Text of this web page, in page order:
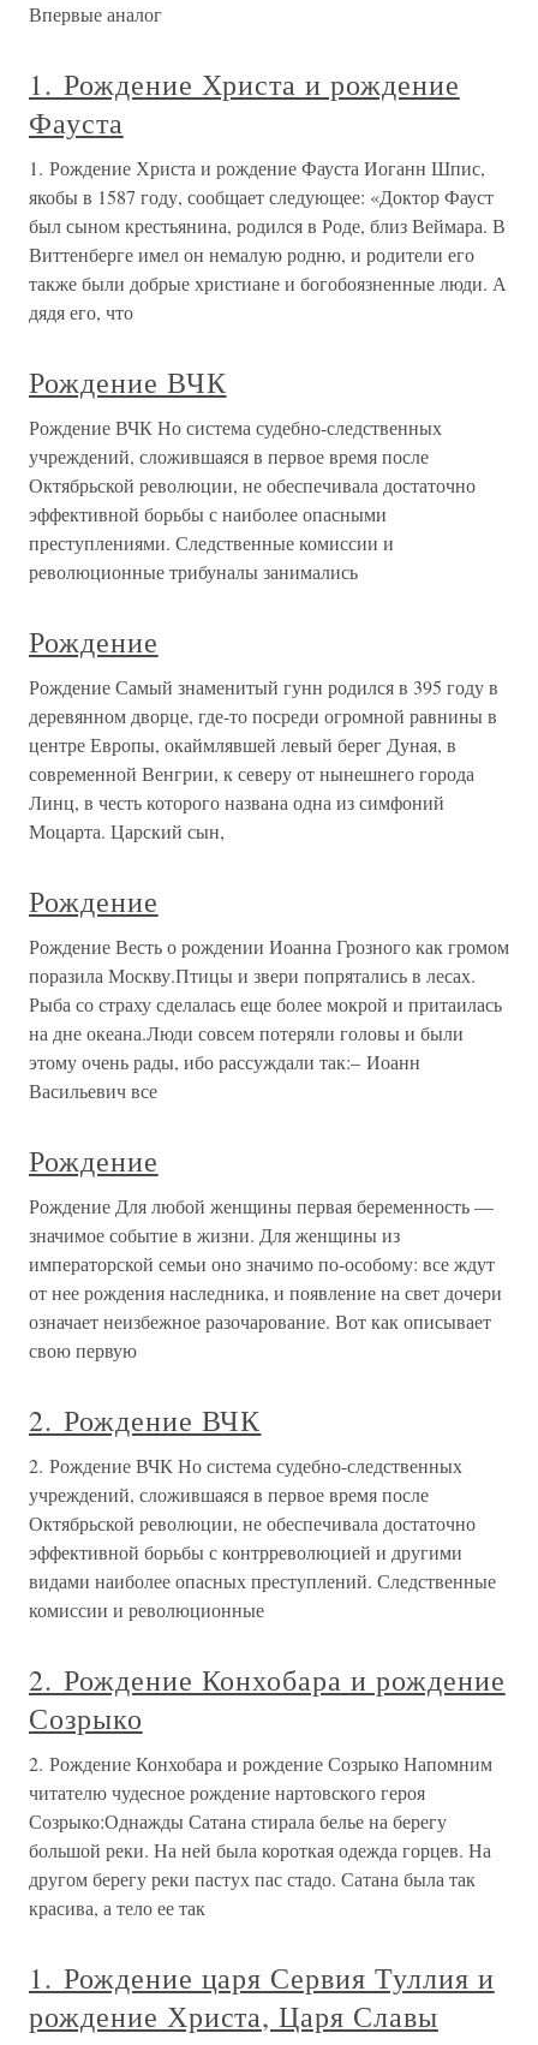
Впервые аналог
1. Рождение Христа и рождение
Фауста
1. Рождение Христа и рождение Фауста Иоганн Шпис,
якобы в 1587 году, сообщает следующее: «Доктор Фауст
был сыном крестьянина, родился в Роде, близ Веймара. В
Виттенберге имел он немалую родню, и родители его
также были добрые христиане и богобоязненные люди. А
дядя его, что
Рождение ВЧК
Рождение ВЧК Но система судебно-следственных
учреждений, сложившаяся в первое время после
Октябрьской революции, не обеспечивала достаточно
эффективной борьбы с наиболее опасными
преступлениями. Следственные комиссии и
революционные трибуналы занимались
Рождение
Рождение Самый знаменитый гунн родился в 395 году в
деревянном дворце, где-то посреди огромной равнины в
центре Европы, окаймлявшей левый берег Дуная, в
современной Венгрии, к северу от нынешнего города
Линц, в честь которого названа одна из симфоний
Моцарта. Царский сын,
Рождение
Рождение Весть о рождении Иоанна Грозного как громом
поразила Москву.Птицы и звери попрятались в лесах.
Рыба со страху сделалась еще более мокрой и притаилась
на дне океана.Люди совсем потеряли головы и были
этому очень рады, ибо рассуждали так:– Иоанн
Васильевич все
Рождение
Рождение Для любой женщины первая беременность —
значимое событие в жизни. Для женщины из
императорской семьи оно значимо по-особому: все ждут
от нее рождения наследника, и появление на свет дочери
означает неизбежное разочарование. Вот как описывает
свою первую
2. Рождение ВЧК
2. Рождение ВЧК Но система судебно-следственных
учреждений, сложившаяся в первое время после
Октябрьской революции, не обеспечивала достаточно
эффективной борьбы с контрреволюцией и другими
видами наиболее опасных преступлений. Следственные
комиссии и революционные
2. Рождение Конхобара и рождение
Созрыко
2. Рождение Конхобара и рождение Созрыко Напомним
читателю чудесное рождение нартовского героя
Созрыко:Однажды Сатана стирала белье на берегу
большой реки. На ней была короткая одежда горцев. На
другом берегу реки пастух пас стадо. Сатана была так
красива, а тело ее так
1. Рождение царя Сервия Туллия и
рождение Христа, Царя Славы